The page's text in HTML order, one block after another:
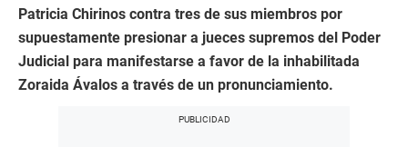
Patricia Chirinos contra tres de sus miembros por
supuestamente presionar a jueces supremos del Poder
Judicial para manifestarse a favor de la inhabilitada
Zoraida Ávalos a través de un pronunciamiento.